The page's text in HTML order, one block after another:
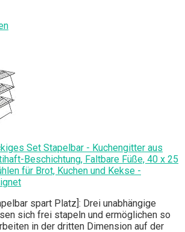
Set Stapelbar - Kuchengitter aus
Beschichtung, Faltbare Füße, 40 x 25
für Brot, Kuchen und Kekse -
spart Platz]: Drei unabhängige
sich frei stapeln und ermöglichen so
in der dritten Dimension auf der